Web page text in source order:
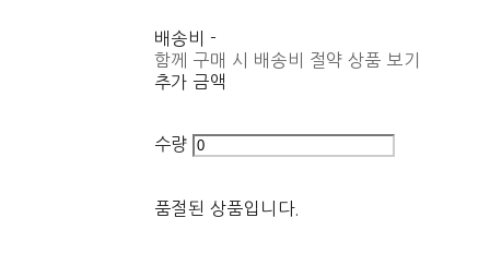
배송비 -
함께 구매 시 배송비 절약 상품 보기
추가 금액
수량
품절된 상품입니다.